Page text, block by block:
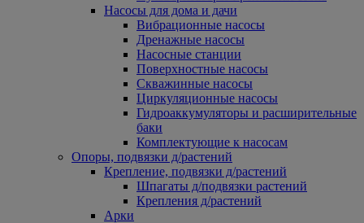
Насосы для дома и дачи
Вибрационные насосы
Дренажные насосы
Насосные станции
Поверхностные насосы
Скважинные насосы
Циркуляционные насосы
Гидроаккумуляторы и расширительные
баки
Комплектующие к насосам
Опоры, подвязки д/растений
Крепление, подвязки д/растений
Шпагаты д/подвязки растений
Крепления д/растений
Арки